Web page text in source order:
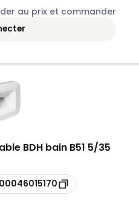
au prix et commander
BDH bain B51 5/35
00046015170